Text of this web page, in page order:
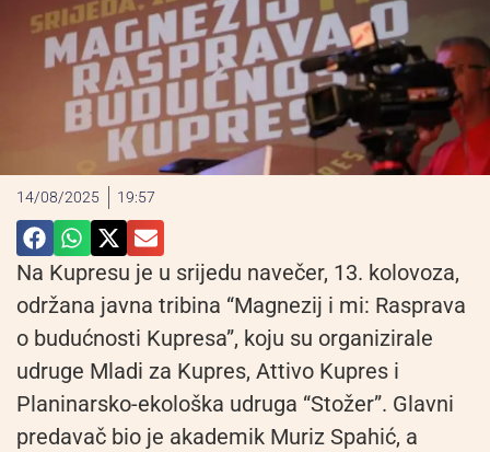
14/08/2025 19:57
Na Kupresu je u srijedu navečer, 13. kolovoza,
održana javna tribina “Magnezij i mi: Rasprava
o budućnosti Kupresa”, koju su organizirale
udruge Mladi za Kupres, Attivo Kupres i
Planinarsko-ekološka udruga “Stožer”. Glavni
predavač bio je akademik Muriz Spahić, a